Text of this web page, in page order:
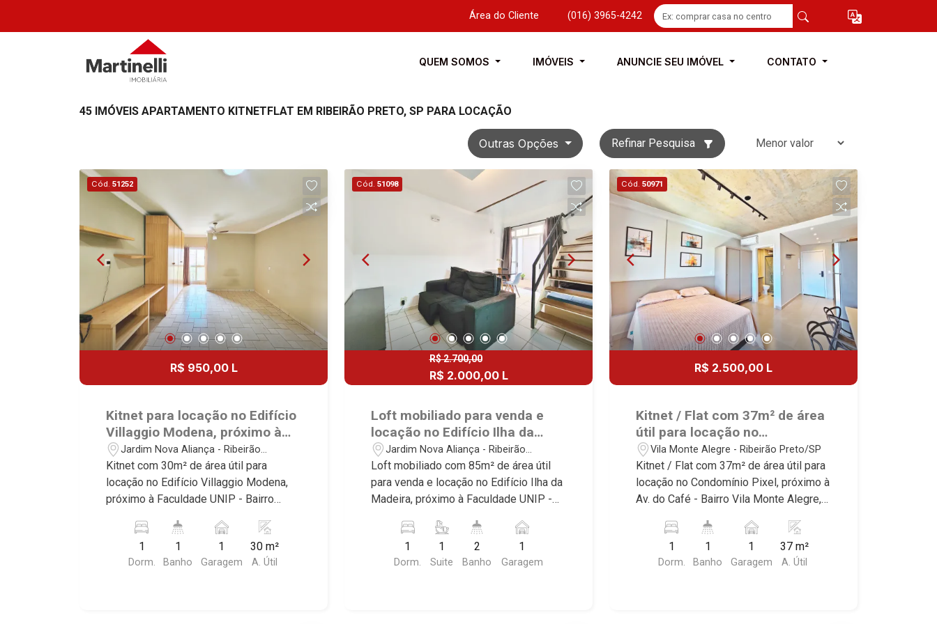
Área do Cliente (016) 3965-4242
QUEM SOMOS IMÓVEIS ANUNCIE SEU IMÓVEL CONTATO
45 IMÓVEIS APARTAMENTO KITNETFLAT EM RIBEIRÃO PRETO, SP PARA LOCAÇÃO
Outras Opções Refinar Pesquisa
Cód. 51252
R$ 950,00 L
Kitnet para locação no Edifício
Villaggio Modena, próximo à
Faculdade UNIP - Ribeirão
Preto/SP.
Jardim Nova Aliança - Ribeirão
Preto/SP
Kitnet com 30m² de área útil para
locação no Edifício Villaggio Modena,
próximo à Faculdade UNIP - Bairro
Conheça as características deste
imóvel que a Martinelli Imobiliária
selecionou para você: - 30m² de área
1
Dorm.
1
Banho
1
Garagem
30 m²
A. Útil
Cód. 51098
R$ 2.700,00
R$ 2.000,00 L
Loft mobiliado para venda e
locação no Edifício Ilha da
Madeira, próximo à Faculdade
UNIP - Ribeirão Preto/SP.
Jardim Nova Aliança - Ribeirão
Preto/SP
Loft mobiliado com 85m² de área útil
para venda e locação no Edifício Ilha da
Madeira, próximo à Faculdade UNIP -
Preto/SP. Conheça as características
deste imóvel que a Martinelli
Imobiliária selecionou para você: -
1
Dorm.
1
Suite
2
Banho
1
Garagem
Cód. 50971
R$ 2.500,00 L
Kitnet / Flat com 37m² de área
útil para locação no
Condomínio Pixel, próximo à
Av. do Café - Bairro Vila Monte
Alegre, Ribeirão Preto/SP.
Vila Monte Alegre - Ribeirão Preto/SP
Kitnet / Flat com 37m² de área útil para
locação no Condomínio Pixel, próximo à
Av. do Café - Bairro Vila Monte Alegre,
características deste imóvel que a
Martinelli Imobiliária selecionou para
você: - 37m² de área útil - 1 dormitório
1
Dorm.
1
Banho
1
Garagem
37 m²
A. Útil